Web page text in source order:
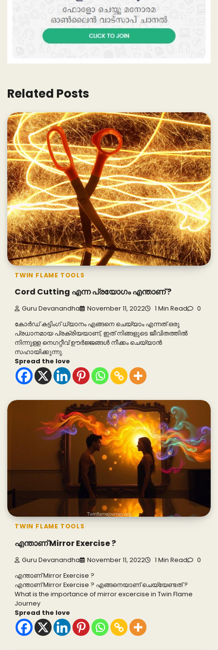
Related Posts
TWIN FLAME TOOLS
Cord Cutting എന്ന പ്രയോഗം എന്താണ് ?
Guru Devanandha November 11, 2022 1 Min Read 0
കോർഡ് കട്ടിംഗ് ധ്യാനം എങ്ങനെ ചെയ്യാം എന്നത് ഒരു
പ്രധാനമായ പ്രക്രിയയാണ്, ഇത് നിങ്ങളുടെ ജീവിതത്തിൽ
നിന്നുള്ള നെഗറ്റീവ് ഊർജ്ജങ്ങൾ നീക്കം ചെയ്യാൻ
സഹായിക്കുന്നു.
Spread the love
TWIN FLAME TOOLS
എന്താണ് Mirror Exercise ?
Guru Devanandha November 11, 2022 1 Min Read 0
എന്താണ് Mirror Exercise ?
എന്താണ് Mirror Exercise ? എങ്ങനെയാണ് ചെയ്യേണ്ടത് ?
What is the importance of mirror excercise in Twin Flame
Journey
Spread the love